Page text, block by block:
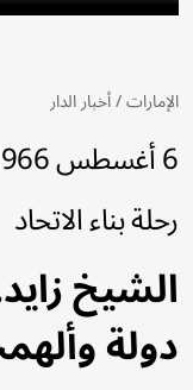
الإمارات/أخبار الدار
رحلة بناء الاتحاد
الشيخ
دولة